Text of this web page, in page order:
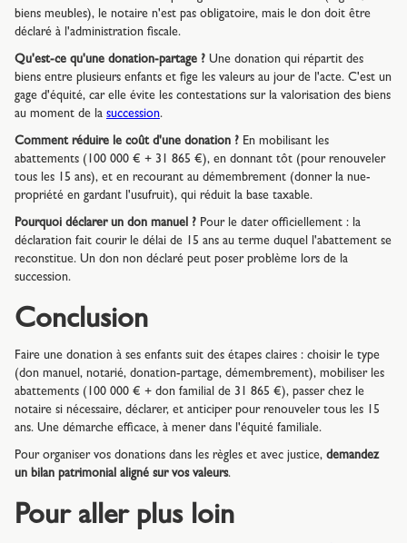
biens meubles), le notaire n'est pas obligatoire, mais le don doit être
déclaré à l'administration fiscale.
Qu'est-ce qu'une donation-partage ? Une donation qui répartit des
biens entre plusieurs enfants et fige les valeurs au jour de l'acte. C'est un
gage d'équité, car elle évite les contestations sur la valorisation des biens
au moment de la succession.
Comment réduire le coût d'une donation ? En mobilisant les
abattements (100 000 € + 31 865 €), en donnant tôt (pour renouveler
tous les 15 ans), et en recourant au démembrement (donner la nue-
propriété en gardant l'usufruit), qui réduit la base taxable.
Pourquoi déclarer un don manuel ? Pour le dater officiellement : la
déclaration fait courir le délai de 15 ans au terme duquel l'abattement se
reconstitue. Un don non déclaré peut poser problème lors de la
succession.
Conclusion
Faire une donation à ses enfants suit des étapes claires : choisir le type
(don manuel, notarié, donation-partage, démembrement), mobiliser les
abattements (100 000 € + don familial de 31 865 €), passer chez le
notaire si nécessaire, déclarer, et anticiper pour renouveler tous les 15
ans. Une démarche efficace, à mener dans l'équité familiale.
Pour organiser vos donations dans les règles et avec justice, demandez
un bilan patrimonial aligné sur vos valeurs.
Pour aller plus loin